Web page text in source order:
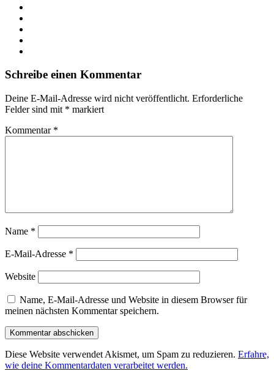
Schreibe einen Kommentar
Deine E-Mail-Adresse wird nicht veröffentlicht. Erforderliche
Felder sind mit * markiert
Kommentar *
Name *
E-Mail-Adresse *
Website
Name, E-Mail-Adresse und Website in diesem Browser für
meinen nächsten Kommentar speichern.
Diese Website verwendet Akismet, um Spam zu reduzieren. Erfahre,
wie deine Kommentardaten verarbeitet werden.